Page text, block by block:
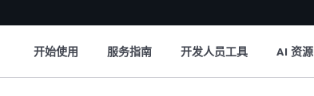
开始使用 服务指南 开发人员工具 AI 资源